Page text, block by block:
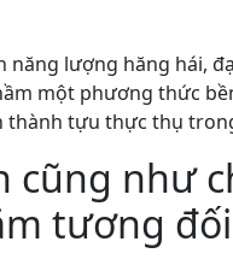
lượng hăng hái,
một phương thức
thành tựu thực thụ
cũng như
tương đối